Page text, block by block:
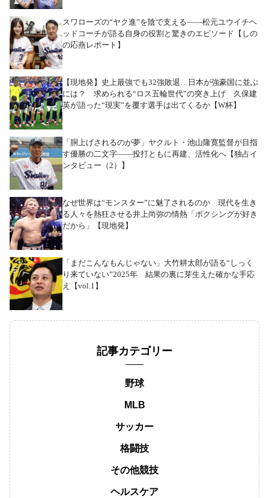
スワローズの“ヤク進”を陰で支える――松元ユウイチヘ
ッドコーチが語る自身の役割と驚きのエピソード【しの
の応燕レポート】
【現地発】史上最強でも32強敗退…日本が強豪国に並ぶ
には？ 求められる“ロス五輪世代”の突き上げ 久保建
英が語った“現実”を覆す選手は出てくるか【W杯】
「胴上げされるのが夢」ヤクルト・池山隆寛監督が目指
す優勝の二文字――投打ともに再建、活性化へ【独占イ
ンタビュー（2）】
なぜ世界は“モンスター”に魅了されるのか 現代を生き
る人々を熱狂させる井上尚弥の情熱「ボクシングが好き
だから」【現地発】
「まだこんなもんじゃない」大竹耕太郎が語る“しっく
り来ていない”2025年 結果の裏に芽生えた確かな手応
え【vol.1】
記事カテゴリー
野球
MLB
サッカー
格闘技
その他競技
ヘルスケア